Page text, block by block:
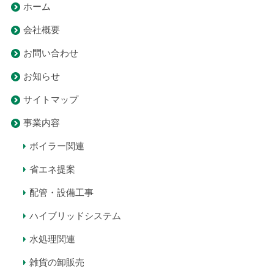
ホーム
会社概要
お問い合わせ
お知らせ
サイトマップ
事業内容
ボイラー関連
省エネ提案
配管・設備工事
ハイブリッドシステム
水処理関連
雑貨の卸販売